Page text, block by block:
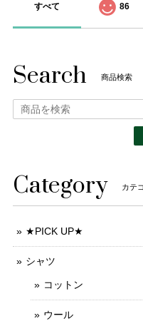
すべて 86
Search 商品検索
Category カテ
★PICK UP★
シャツ
コットン
ウール